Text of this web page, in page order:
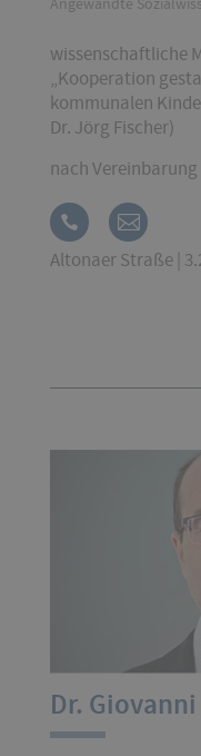
wissenschaftliche
„Kooperation
kommunalen
Dr. Jörg Fischer)
nach Vereinbarung
Altonaer Straße |
Dr.